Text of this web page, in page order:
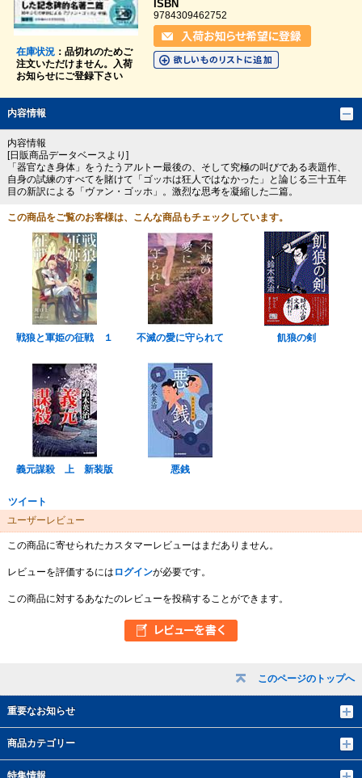
このページのトップへ
重要なお知らせ
商品カテゴリー
特集情報
在庫状況：品切れのためご
注文いただけません。入荷
お知らせにご登録下さい
ISBN
9784309462752
内容情報
内容情報
[日販商品データベースより]
「器官なき身体」をうたうアルトー最後の、そして究極の叫びである表題作、
自身の試練のすべてを賭けて「ゴッホは狂人ではなかった」と論じる三十五年
目の新訳による「ヴァン・ゴッホ」。激烈な思考を凝縮した二篇。
この商品をご覧のお客様は、こんな商品もチェックしています。
戦狼と軍姫の征戦 １ 不滅の愛に守られて 飢狼の剣
義元謀殺 上 新装版 悪銭
ツイート
ユーザーレビュー
この商品に寄せられたカスタマーレビューはまだありません。
レビューを評価するには ログインが必要です。
この商品に対するあなたのレビューを投稿することができます。